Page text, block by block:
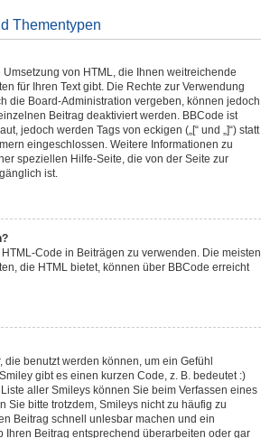
Thementypen
von HTML, die Ihnen weitreichende
für Ihren Text gibt. Die Rechte zur Verwendung
die Board-Administration vergeben, können jedoch
Beitrag deaktiviert werden. BBCode ist
jedoch werden Tags von eckigen („[“ und „]“) statt
eingeschlossen. Weitere Informationen zu
speziellen Hilfe-Seite, die von der Seite zur
ist.
Code in Beiträgen zu verwenden. Die meisten
die HTML bietet, können über BBCode erreicht
benutzt werden können, um ein Gefühl
gibt es einen kurzen Code, z. B. bedeutet :)
aller Smileys können Sie beim Verfassen eines
Sie bitte trotzdem, Smileys nicht zu häufig zu
Beitrag schnell unlesbar machen und ein
Ihren Beitrag entsprechend überarbeiten oder gar